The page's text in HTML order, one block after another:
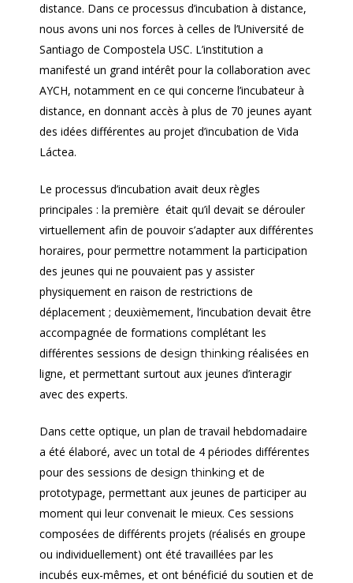
distance. Dans ce processus d’incubation à distance,
nous avons uni nos forces à celles de l’Université de
Santiago de Compostela USC. L’institution a
manifesté un grand intérêt pour la collaboration avec
AYCH, notamment en ce qui concerne l’incubateur à
distance, en donnant accès à plus de 70 jeunes ayant
des idées différentes au projet d’incubation de Vida
Láctea.
Le processus d’incubation avait deux règles
principales : la première était qu’il devait se dérouler
virtuellement afin de pouvoir s’adapter aux différentes
horaires, pour permettre notamment la participation
des jeunes qui ne pouvaient pas y assister
physiquement en raison de restrictions de
déplacement ; deuxièmement, l’incubation devait être
accompagnée de formations complétant les
différentes sessions de design thinking réalisées en
ligne, et permettant surtout aux jeunes d’interagir
avec des experts.
Dans cette optique, un plan de travail hebdomadaire
a été élaboré, avec un total de 4 périodes différentes
pour des sessions de design thinking et de
prototypage, permettant aux jeunes de participer au
moment qui leur convenait le mieux. Ces sessions
composées de différents projets (réalisés en groupe
ou individuellement) ont été travaillées par les
incubés eux-mêmes, et ont bénéficié du soutien et de